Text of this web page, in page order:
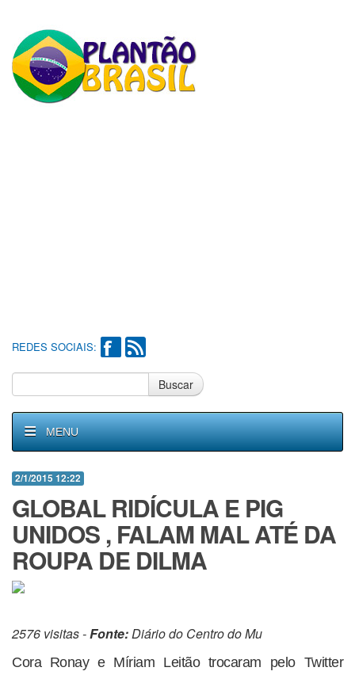
REDES SOCIAIS:
Buscar
MENU
2/1/2015 12:22
GLOBAL RIDÍCULA E PIG
UNIDOS , FALAM MAL ATÉ DA
ROUPA DE DILMA
2576 visitas -Fonte:Diário do Centro do Mu
Cora Ronay e Míriam Leitão trocaram pelo Twitter